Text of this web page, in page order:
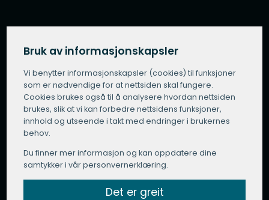
Om BestilleFotograf.no
Slik fungerer BestilleFotograf.no
Vilkår for bruk
Personvern
Bruk av offentlig informasjon
BestilleFotograf.no in English
Få et tilbud fra en fotograf
Bruk av informasjonskapsler
Vi benytter informasjons­kapsler (cookies) til funksjoner
som er nødvendige for at nettsiden skal fungere.
Cookies brukes også til å analysere hvordan nettsiden
brukes, slik at vi kan forbedre nettsidens funksjoner,
innhold og utseende i takt med endringer i brukernes
behov.
Du finner mer informasjon og kan oppdatere dine
samtykker i vår personvernerklæring.
Det er greit